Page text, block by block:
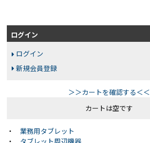
ログイン
ログイン
新規会員登録
＞＞カートを確認する＜＜
カートは空です
・
業務用タブレット